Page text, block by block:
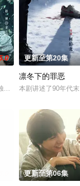
家连载漫画《吾凰在上》
更新至第20集
凛冬下的罪恶
本剧讲述了90年代
更新至第06集